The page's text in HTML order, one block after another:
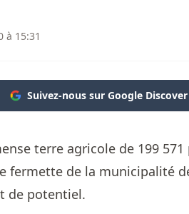
à 15:31
Suivez-nous sur Google Discover
terre agricole de 199 571
fermette de la municipalité
de potentiel.